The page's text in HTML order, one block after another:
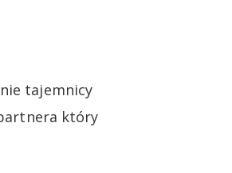
tajemnicy
który